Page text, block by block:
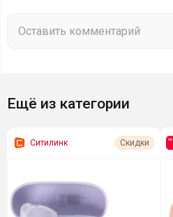
Ещё из категории
Ситилинк Скидки